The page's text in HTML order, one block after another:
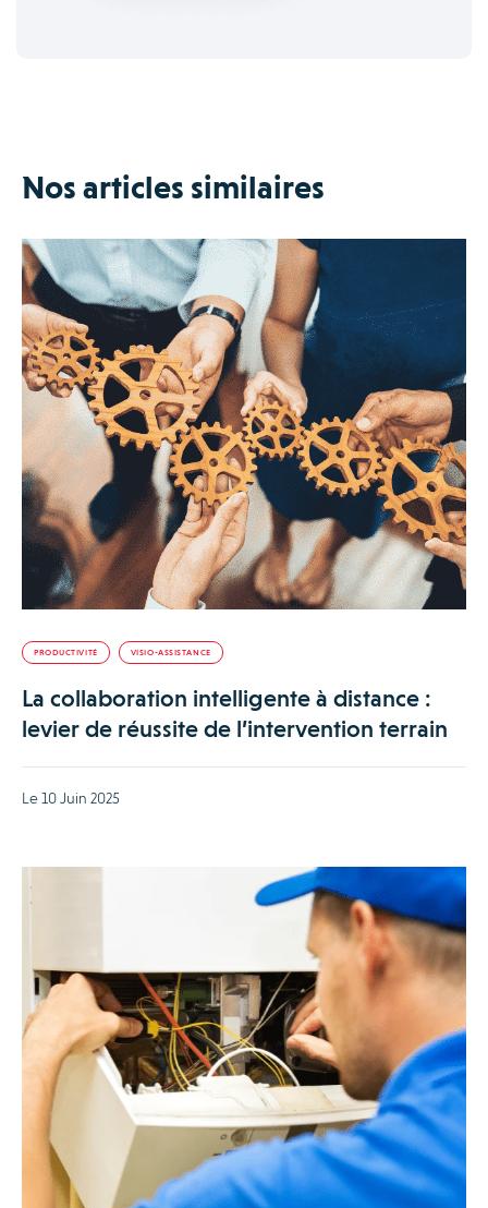
Nos articles similaires
PRODUCTIVITÉ VISIO-ASSISTANCE
La collaboration intelligente à distance :
levier de réussite de l’intervention terrain
Le 10 Juin 2025